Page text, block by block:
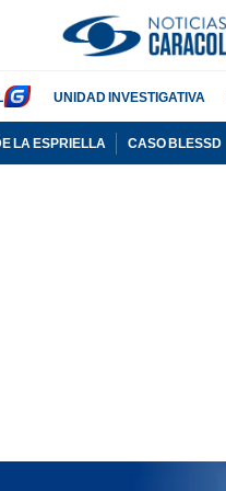
UNIDAD INVESTIGATIVA
LA ESPRIELLA CASO BLESSD